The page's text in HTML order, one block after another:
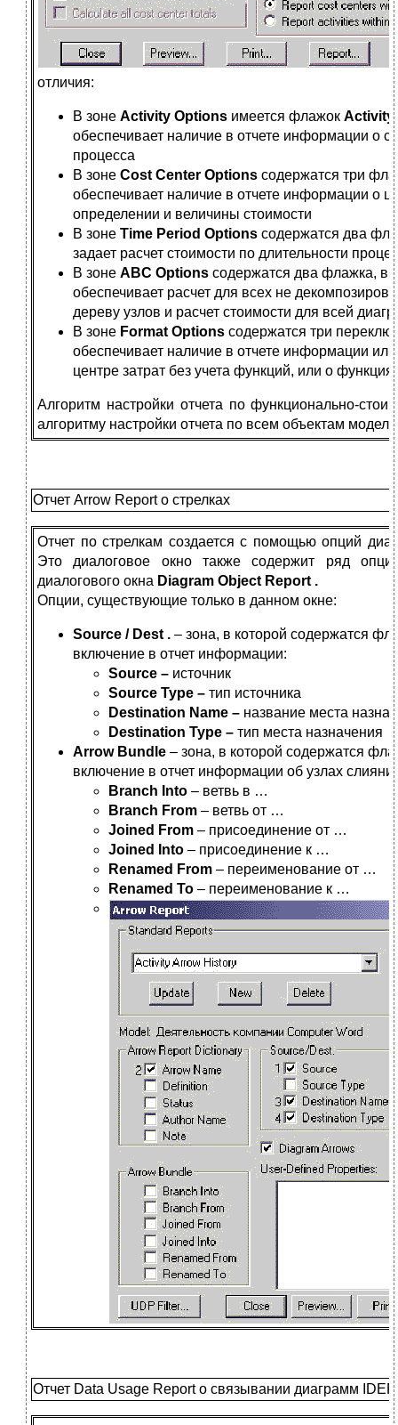
отличия:
В зоне Activity Options имеется флажок
обеспечивает наличие в отчете информации о
процесса
В зоне Cost Center Options содержатся три
обеспечивает наличие в отчете информации о
определении и величины стоимости
В зоне Time Period Options содержатся два
задает расчет стоимости по длительности
В зоне ABC Options содержатся два флажка,
обеспечивает расчет для всех не
дереву узлов и расчет стоимости для всей
В зоне Format Options содержатся три
обеспечивает наличие в отчете информации или
центре затрат без учета функций, или о функция
Алгоритм настройки отчета по функционально-
алгоритму настройки отчета по всем объектам
Отчет Arrow Report о стрелках
Отчет по стрелкам создается с помощью опций
Это диалоговое окно также содержит ряд
диалогового окна Diagram Object Report .
Опции, существующие только в данном окне:
Source / Dest . – зона, в которой содержатся
включение в отчет информации:
Source – источник
Source Type – тип источника
Destination Name – название места
Destination Type – тип места назначения
Arrow Bundle – зона, в которой содержатся
включение в отчет информации об узлах
Branch Into – ветвь в …
Branch From – ветвь от …
Joined From – присоединение от …
Joined Into – присоединение к …
Renamed From – переименование от …
Renamed To – переименование к …
Отчет Data Usage Report о связывании диаграмм